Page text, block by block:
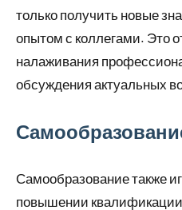
только получить новые
опытом с коллегами. Это
налаживания
обсуждения актуальных
Самообразование также
повышении